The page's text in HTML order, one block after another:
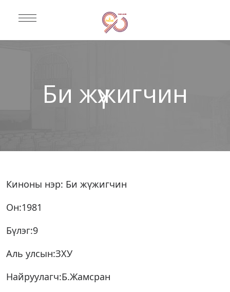
Би жүжигчин
Киноны нэр: Би жүжигчин
Он:1981
Бүлэг:9
Аль улсын:ЗХУ
Найруулагч:Б.Жамсран